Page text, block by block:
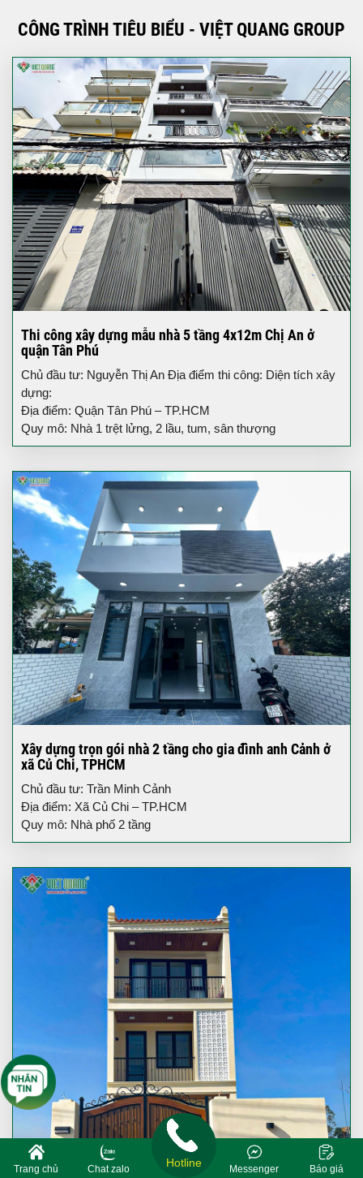
CÔNG TRÌNH TIÊU BIỂU - VIỆT QUANG GROUP
Thi công xây dựng mẫu nhà 5 tầng 4x12m Chị An ở
quận Tân Phú
Chủ đầu tư: Nguyễn Thị An Địa điểm thi công: Diện tích xây
dựng:
Địa điểm: Quận Tân Phú – TP.HCM
Quy mô: Nhà 1 trệt lửng, 2 lầu, tum, sân thượng
Xây dựng trọn gói nhà 2 tầng cho gia đình anh Cảnh ở
xã Củ Chi, TPHCM
Chủ đầu tư: Trần Minh Cảnh
Địa điểm: Xã Củ Chi – TP.HCM
Quy mô: Nhà phố 2 tầng
Trang chủ Chat zalo Báo giá
Messenger
Hotline